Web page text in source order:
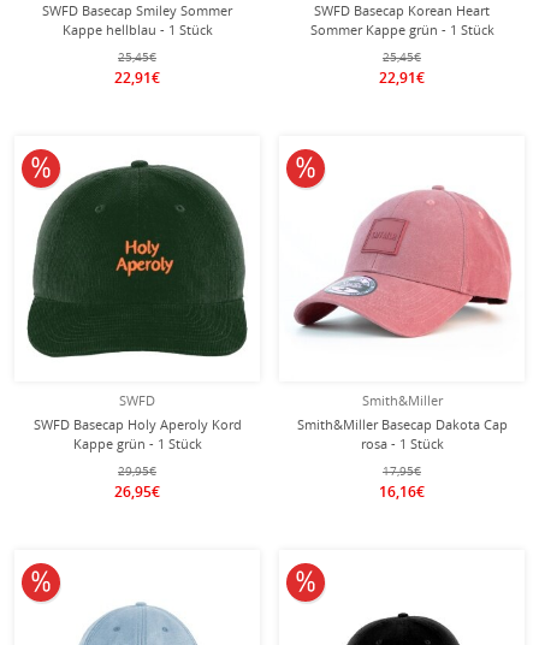
SWFD Basecap Smiley Sommer
Kappe hellblau - 1 Stück
25,45€
22,91€
SWFD Basecap Korean Heart
Sommer Kappe grün - 1 Stück
25,45€
22,91€
SWFD
SWFD Basecap Holy Aperoly Kord
Kappe grün - 1 Stück
29,95€
26,95€
10% reduziert
Smith&Miller
Smith&Miller Basecap Dakota Cap
rosa - 1 Stück
17,95€
16,16€
10% reduziert
10% reduziert 10% reduziert